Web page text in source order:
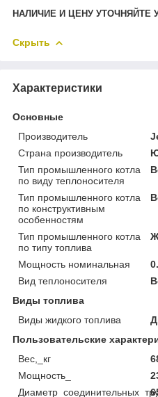
НАЛИЧИЕ И ЦЕНУ УТОЧНЯЙТЕ
Скрыть
Характеристики
Основные
Производитель
Страна производитель
Тип промышленного котла
по виду теплоносителя
Тип промышленного котла
по конструктивным
особенностям
Тип промышленного котла
по типу топлива
Мощность номинальная
Вид теплоносителя
Виды топлива
Виды жидкого топлива
Пользовательские
Вес,_кг
Мощность_